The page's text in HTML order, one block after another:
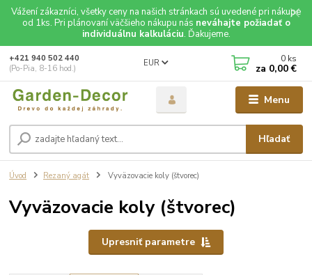
Vážení zákazníci, všetky ceny na našich stránkach sú uvedené pri nákupe
od 1ks. Pri plánovaní väčšieho nákupu nás neváhajte požiadať o
individuálnu kalkuláciu. Ďakujeme.
Menu
EUR
Hľadať
+421 940 502 440
(Po-Pia, 8-16 hod.)
0 ks
za 0,00 €
Úvod Rezaný agát Vyväzovacie koly (štvorec)
Vyväzovacie koly (štvorec)
Upresniť parametre